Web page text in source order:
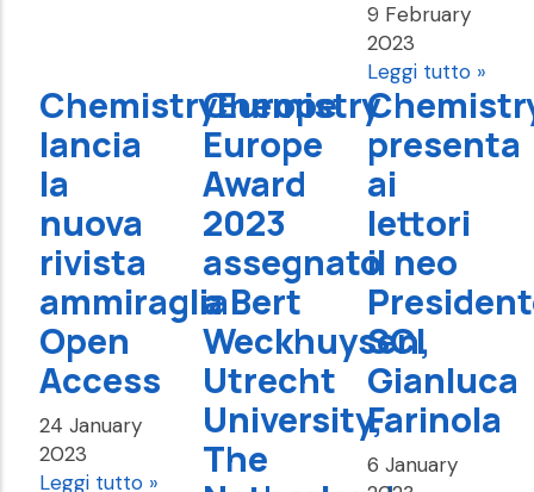
9 February
2023
Leggi tutto »
ChemistryEurope
lancia
la
nuova
rivista
ammiraglia
Open
Access
24 January
2023
Leggi tutto »
Chemistry
Europe
Award
2023
assegnato
a Bert
Weckhuysen,
Utrecht
University,
The
presenta
ai
lettori
il neo
SCI
Gianluca
Farinola
6 January